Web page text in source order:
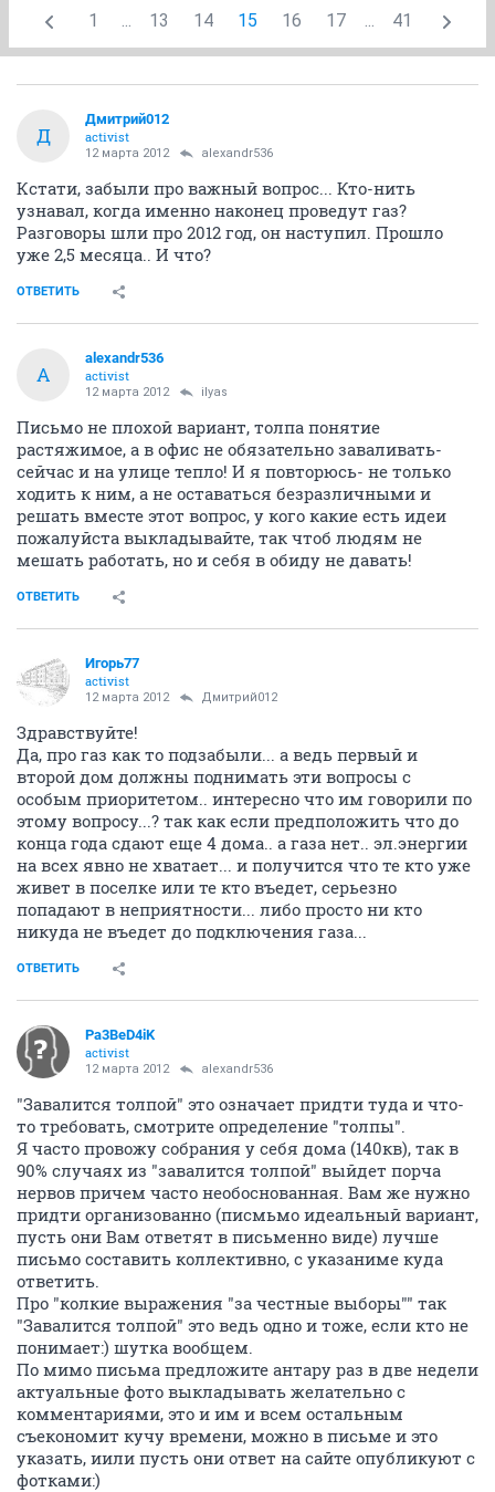
1 ... 13 14 15 16 17 ... 41
Д
Дмитрий012
activist
12 марта 2012 alexandr536
Кстати, забыли про важный вопрос... Кто-нить
узнавал, когда именно наконец проведут газ?
Разговоры шли про 2012 год, он наступил. Прошло
уже 2,5 месяца.. И что?
ОТВЕТИТЬ
A
alexandr536
activist
12 марта 2012 ilyas
Письмо не плохой вариант, толпа понятие
растяжимое, а в офис не обязательно заваливать-
сейчас и на улице тепло! И я повторюсь- не только
ходить к ним, а не оставаться безразличными и
решать вместе этот вопрос, у кого какие есть идеи
пожалуйста выкладывайте, так чтоб людям не
мешать работать, но и себя в обиду не давать!
ОТВЕТИТЬ
Игорь77
activist
12 марта 2012 Дмитрий012
Здравствуйте!
Да, про газ как то подзабыли... а ведь первый и
второй дом должны поднимать эти вопросы с
особым приоритетом.. интересно что им говорили по
этому вопросу...? так как если предположить что до
конца года сдают еще 4 дома.. а газа нет.. эл.энергии
на всех явно не хватает... и получится что те кто уже
живет в поселке или те кто въедет, серьезно
попадают в неприятности... либо просто ни кто
никуда не въедет до подключения газа...
ОТВЕТИТЬ
Pa3BeD4iK
activist
12 марта 2012 alexandr536
"Завалится толпой" это означает придти туда и что-
то требовать, смотрите определение "толпы".
Я часто провожу собрания у себя дома (140кв), так в
90% случаях из "завалится толпой" выйдет порча
нервов причем часто необоснованная. Вам же нужно
придти организованно (писмьмо идеальный вариант,
пусть они Вам ответят в письменно виде) лучше
письмо составить коллективно, с указаниме куда
ответить.
Про "колкие выражения "за честные выборы"" так
"Завалится толпой" это ведь одно и тоже, если кто не
понимает:) шутка вообщем.
По мимо письма предложите антару раз в две недели
актуальные фото выкладывать желательно с
комментариями, это и им и всем остальным
съекономит кучу времени, можно в письме и это
указать, иили пусть они ответ на сайте опубликуют с
фотками:)